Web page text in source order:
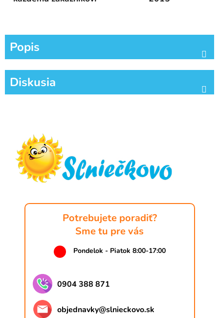
Popis
Diskusia
Potrebujete poradiť?
Sme tu pre vás
Pondelok - Piatok 8:00-17:00
0904 388 871
objednavky@slnieckovo.sk